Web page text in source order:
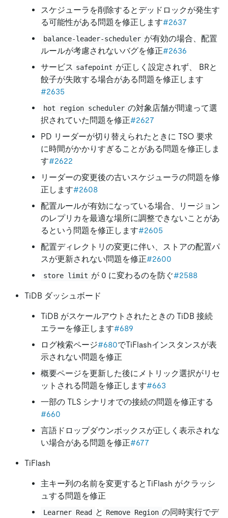
スケジューラを削除するとデッドロックが発生す
る可能性がある問題を修正します#2637
balance-leader-scheduler が有効の場合、配置
ルールが考慮されないバグを修正#2636
サービス safepoint が正しく設定されず、 BRと
餃子が失敗する場合がある問題を修正します
#2635
hot region scheduler の対象店舗が間違って選
択されていた問題を修正#2627
PD リーダーが切り替えられたときに TSO 要求
に時間がかかりすぎることがある問題を修正しま
す#2622
リーダーの変更後の古いスケジューラの問題を修
正します#2608
配置ルールが有効になっている場合、リージョン
のレプリカを最適な場所に調整できないことがあ
るという問題を修正します#2605
配置ディレクトリの変更に伴い、ストアの配置パ
スが更新されない問題を修正#2600
store limit が 0 に変わるのを防ぐ#2588
TiDB ダッシュボード
TiDB がスケールアウトされたときの TiDB 接続
エラーを修正します#689
ログ検索ページ#680でTiFlashインスタンスが表
示されない問題を修正
概要ページを更新した後にメトリック選択がリセ
ットされる問題を修正します#663
一部の TLS シナリオでの接続の問題を修正する
#660
言語ドロップダウンボックスが正しく表示されな
い場合がある問題を修正#677
TiFlash
主キー列の名前を変更するとTiFlash がクラッシ
ュする問題を修正
Learner Read と Remove Region の同時実行でデ